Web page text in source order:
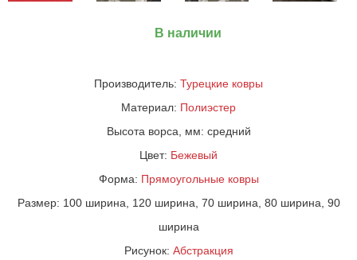
В наличии
Производитель: Турецкие ковры
Материал: Полиэстер
Высота ворса, мм: средний
Цвет: Бежевый
Форма: Прямоугольные ковры
Размер: 100 ширина, 120 ширина, 70 ширина, 80 ширина, 90
ширина
Рисунок: Абстракция